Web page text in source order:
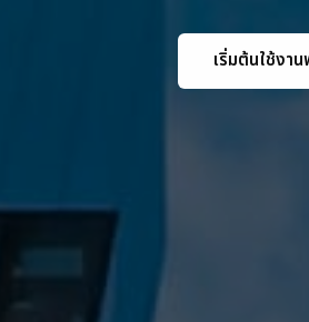
เริ่มต้นใช้งา